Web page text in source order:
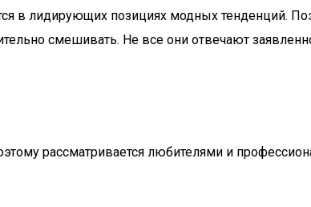
в лидирующих позициях модных тенденций.
смешивать. Не все они отвечают
рассматривается любителями и